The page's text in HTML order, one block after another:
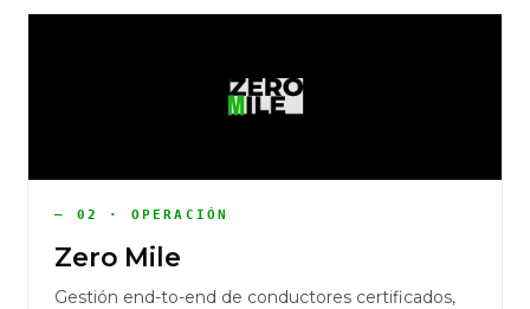
— 02 · OPERACIÓN
Zero Mile
Gestión end-to-end de conductores certificados,